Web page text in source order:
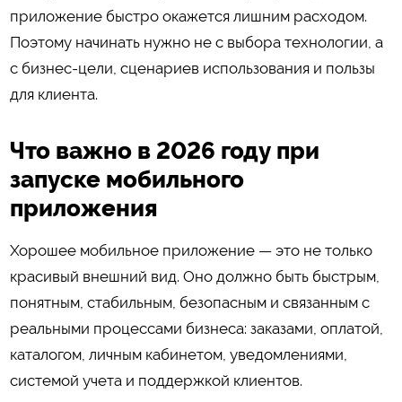
приложение быстро окажется лишним расходом.
Поэтому начинать нужно не с выбора технологии, а
с бизнес-цели, сценариев использования и пользы
для клиента.
Что важно в 2026 году при
запуске мобильного
приложения
Хорошее мобильное приложение — это не только
красивый внешний вид. Оно должно быть быстрым,
понятным, стабильным, безопасным и связанным с
реальными процессами бизнеса: заказами, оплатой,
каталогом, личным кабинетом, уведомлениями,
системой учета и поддержкой клиентов.